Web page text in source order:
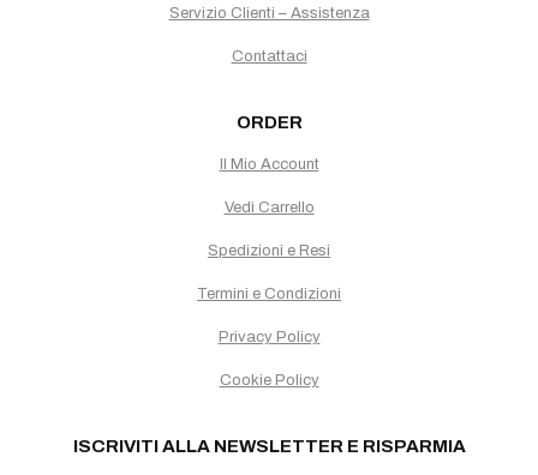
Servizio Clienti – Assistenza
Contattaci
ORDER
Il Mio Account
Vedi Carrello
Spedizioni e Resi
Termini e Condizioni
Privacy Policy
Cookie Policy
ISCRIVITI ALLA NEWSLETTER E RISPARMIA